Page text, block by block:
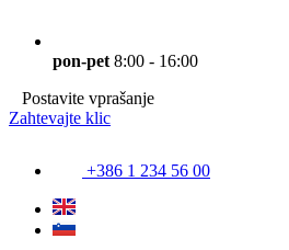
pon-pet 8:00 - 16:00
Postavite vprašanje
Zahtevajte klic
+386 1 234 56 00